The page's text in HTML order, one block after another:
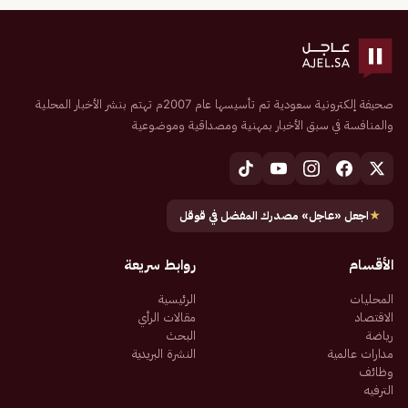
صحيفة إلكترونية سعودية تم تأسيسها عام 2007م تهتم بنشر الأخبار المحلية
والمنافسة في سبق الأخبار بمهنية ومصداقية وموضوعية
★اجعل «عاجل» مصدرك المفضل في قوقل
الأقسام
المحليات
الاقتصاد
رياضة
مدارات عالمية
وظائف
الترفيه
روابط سريعة
الرئيسية
مقالات الرأي
البحث
النشرة البريدية